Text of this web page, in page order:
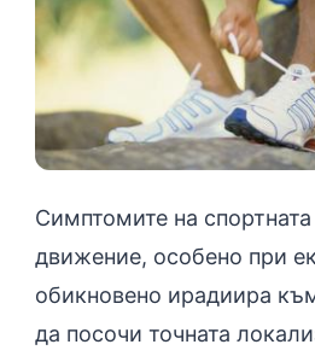
Симптомите на
движение, особено при
обикновено ирадиира
да посочи точната